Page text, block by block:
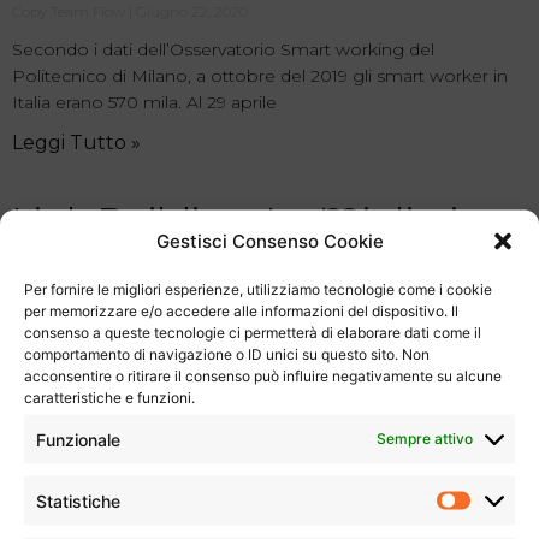
Gestisci Consenso Cookie
Per fornire le migliori esperienze, utilizziamo tecnologie come i cookie
per memorizzare e/o accedere alle informazioni del dispositivo. Il
consenso a queste tecnologie ci permetterà di elaborare dati come il
comportamento di navigazione o ID unici su questo sito. Non
acconsentire o ritirare il consenso può influire negativamente su alcune
caratteristiche e funzioni.
Funzionale Sempre attivo
Statistiche
Secondo i dati dell’Osservatorio Smart working del
Politecnico di Milano, a ottobre del 2019 gli smart worker in
Italia erano 570 mila. Al 29 aprile
Leggi Tutto »
Link Building: Le Migliori
Strategie E Pratiche Per Il
Posizionamento Del Proprio
Sito
Copy Team Flow Giugno 12, 2020
innanzitutto che cos’è un link: questo importante elemento
Leggi Tutto »